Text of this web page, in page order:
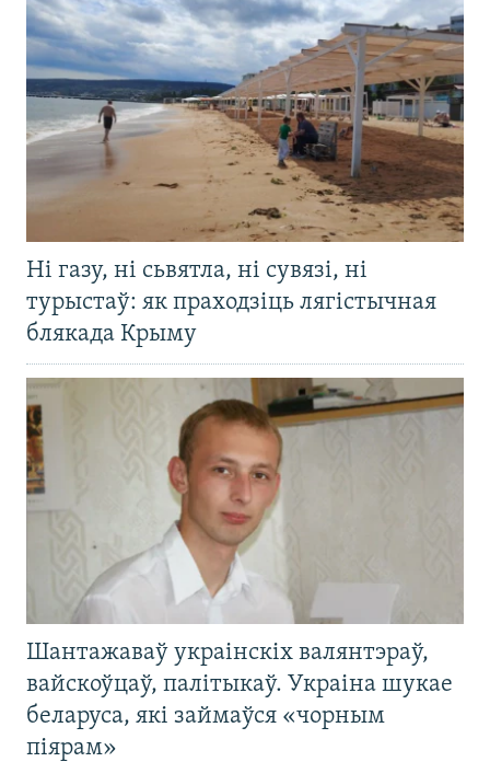
Ні газу, ні сьвятла, ні сувязі, ні
турыстаў: як праходзіць лягістычная
блякада Крыму
Шантажаваў украінскіх валянтэраў,
вайскоўцаў, палітыкаў. Украіна шукае
беларуса, які займаўся «чорным
піярам»